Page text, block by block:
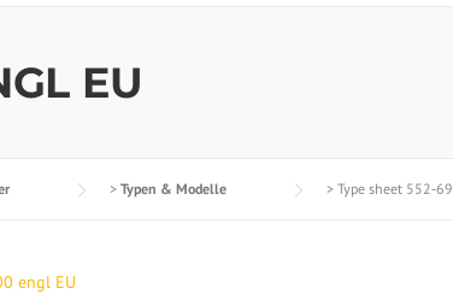
EU
> Typen & Modelle > Type sheet 552-
engl EU